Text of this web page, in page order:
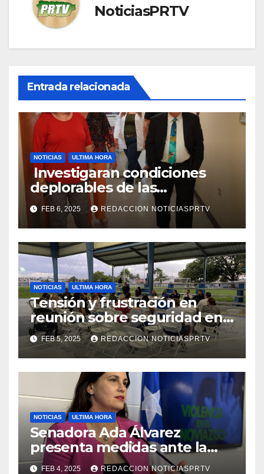
NoticiasPRTV
Entrada relacionada
NOTICIAS ULTIMA HORA
Investigaran condiciones
deplorables de las
facilidades el Departamento
de la Salud en Mayagüez
FEB 6, 2025 REDACCION NOTICIASPRTV
NOTICIAS ULTIMA HORA
Tensión y frustración en
reunión sobre seguridad en
Reparto Metropolitano
FEB 5, 2025 REDACCION NOTICIASPRTV
NOTICIAS ULTIMA HORA
Senadora Ada Álvarez
presenta medidas ante la
violencia en el noviazgo
FEB 4, 2025 REDACCION NOTICIASPRTV